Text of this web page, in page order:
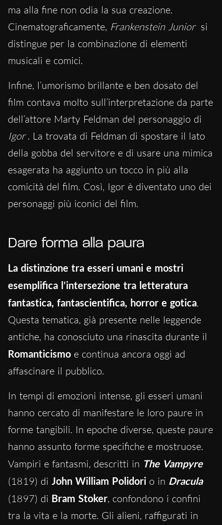
ma alla fine non odia la sua creazione.
Cinematograficamente, Frankenstein Junior si
distingue per la combinazione di elementi
musicali e comici.
Infine, l’umorismo brillante e ben dosato del
film contava molto sull’interpretazione da parte
dell’attore Marty Feldman del personaggio di
Igor . La trovata di Feldman di spostare il lato
della gobba del servitore e di usare una mimica
esagerata ha aggiunto un tocco in più alla
comicità del film. Così, Igor è diventato uno dei
personaggi più iconici del film.
Dare forma alla paura
La distinzione tra esseri umani e mostri
esemplifica l’intersezione tra letteratura
fantastica, fantascientifica, horror e gotica.
Questa tematica, già presente nelle leggende
antiche, ha conosciuto una rinascita durante il
Romanticismo e continua ancora oggi ad
affascinare il pubblico.
In tempi di emozioni intense, gli esseri umani
hanno cercato di manifestare le loro paure in
forme tangibili. In epoche diverse, queste paure
hanno assunto forme specifiche e mostruose.
Vampiri e fantasmi, descritti in The Vampyre
(1819) di John William Polidori o in Dracula
(1897) di Bram Stoker, confondono i confini
tra la vita e la morte. Gli alieni, raffigurati in